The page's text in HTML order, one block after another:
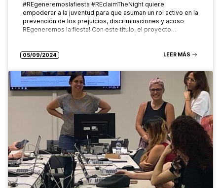
#REgeneremoslafiesta #REclaimTheNight quiere
empoderar a la juventud para que asuman un rol activo en la
prevención de los prejuicios, discriminaciones y acoso
REgeneremos la fiesta! Con este título, el proyecto…
05/09/2024 LEER MÁS